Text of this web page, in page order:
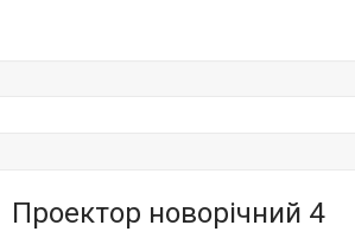
Проектор новорічний 4